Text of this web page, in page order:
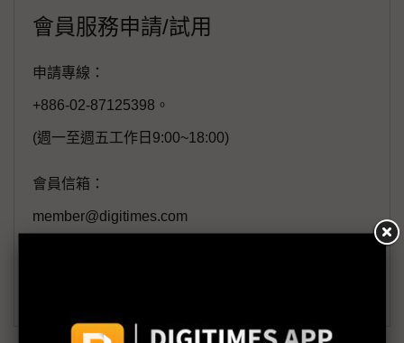
會員服務申請/試用
申請專線：
+886-02-87125398。
(週一至週五工作日9:00~18:00)
會員信箱：
member@digitimes.com